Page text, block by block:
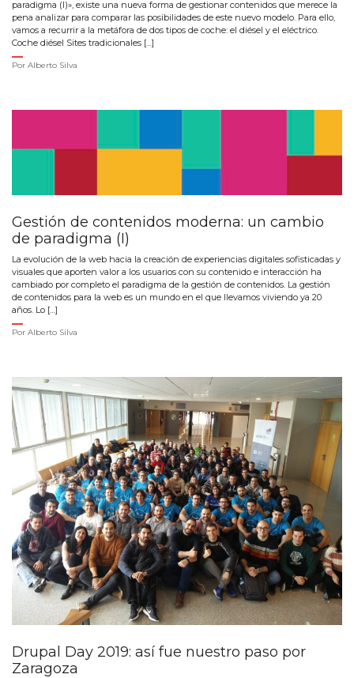
paradigma (I)», existe una nueva forma de gestionar contenidos que merece la
pena analizar para comparar las posibilidades de este nuevo modelo. Para ello,
vamos a recurrir a la metáfora de dos tipos de coche: el diésel y el eléctrico.
Coche diésel Sites tradicionales […]
Por Alberto Silva
Gestión de contenidos moderna: un cambio
de paradigma (I)
La evolución de la web hacia la creación de experiencias digitales sofisticadas y
visuales que aporten valor a los usuarios con su contenido e interacción ha
cambiado por completo el paradigma de la gestión de contenidos. La gestión
de contenidos para la web es un mundo en el que llevamos viviendo ya 20
años. Lo […]
Por Alberto Silva
Drupal Day 2019: así fue nuestro paso por
Zaragoza